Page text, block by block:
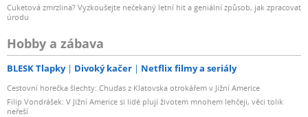
Cuketová zmrzlina? Vyzkoušejte nečekaný letní hit a geniální způsob, jak zpracovat
úrodu
Hobby a zábava
BLESK Tlapky Divoký kačer Netflix filmy a seriály
Cestovní horečka šlechty: Chuďas z Klatovska otrokářem v Jižní Americe
Filip Vondrášek: V Jižní Americe si lidé plují životem mnohem lehčeji, věci tolik
neřeší